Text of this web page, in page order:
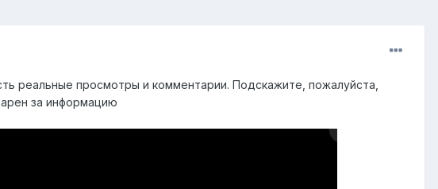
реальные просмотры и комментарии. Подскажите, пожалуйста,
за информацию